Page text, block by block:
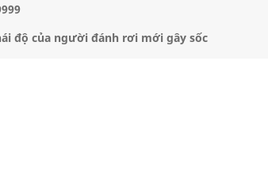
độ của người đánh rơi mới gây sốc